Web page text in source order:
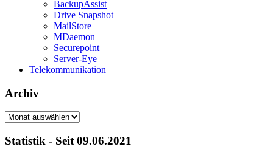
BackupAssist
Drive Snapshot
MailStore
MDaemon
Securepoint
Server-Eye
Telekommunikation
Archiv
Archiv
Statistik - Seit 09.06.2021